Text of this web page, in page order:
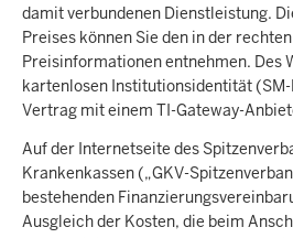
damit verbundenen Dienstleistung.
Preises können Sie den in der
Preisinformationen entnehmen. Des
kartenlosen Institutionsidentität
Vertrag mit einem TI-Gateway-
Auf der Internetseite des
Krankenkassen („GKV-
bestehenden
Ausgleich der Kosten, die beim